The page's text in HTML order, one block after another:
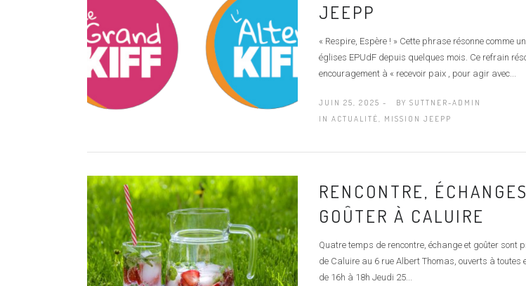
JEEPP
« Respire, Espère ! » Cette phrase résonne comme
églises EPUdF depuis quelques mois. Ce refrain
encouragement à « recevoir paix , pour agir avec...
JUIN 25, 2025 - BY SUTTNER-ADMIN
IN ACTUALITÉ, MISSION JEEPP
RENCONTRE,
GOÛTER À CALUIRE
Quatre temps de rencontre, échange et goûter sont
de Caluire au 6 rue Albert Thomas, ouverts à toutes
de 16h à 18h Jeudi 25...